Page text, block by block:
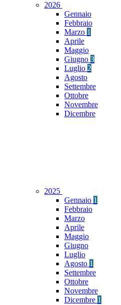
2026
Gennaio
Febbraio
Marzo 1
Aprile
Maggio
Giugno 3
Luglio 2
Agosto
Settembre
Ottobre
Novembre
Dicembre
2025
Gennaio 1
Febbraio
Marzo
Aprile
Maggio
Giugno
Luglio
Agosto 1
Settembre
Ottobre
Novembre
Dicembre 1